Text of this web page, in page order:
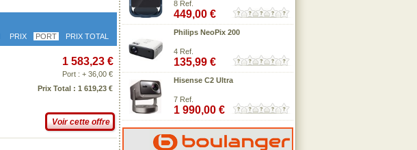
PRIX PORT PRIX TOTAL
1 583,23 €
Port : + 36,00 €
Prix Total : 1 619,23 €
Voir cette offre
8 Ref.
449,00 €
Philips NeoPix 200
4 Ref.
135,99 €
Hisense C2 Ultra
7 Ref.
1 990,00 €